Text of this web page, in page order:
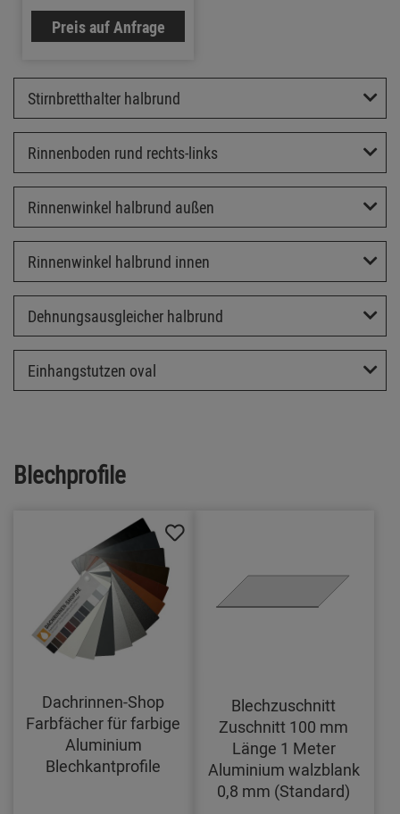
Preis auf Anfrage
Stirnbretthalter halbrund
Rinnenboden rund rechts-links
Rinnenwinkel halbrund außen
Rinnenwinkel halbrund innen
Dehnungsausgleicher halbrund
Einhangstutzen oval
Blechprofile
Dachrinnen-Shop
Farbfächer für farbige
Aluminium
Blechkantprofile
Blechzuschnitt
Zuschnitt 100 mm
Länge 1 Meter
Aluminium walzblank
0,8 mm (Standard)